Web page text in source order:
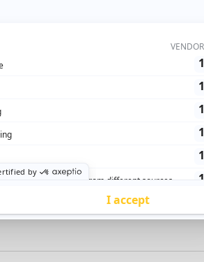
Pour toute question, n’hésitez